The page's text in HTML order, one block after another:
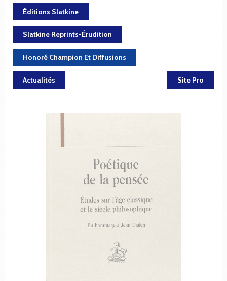
Éditions Slatkine
Slatkine Reprints-Érudition
Honoré Champion Et Diffusions
Actualités Site Pro